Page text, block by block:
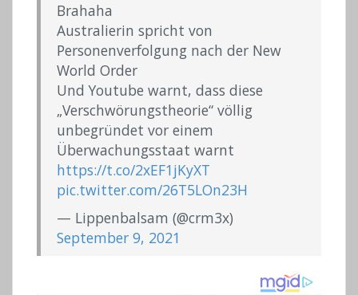
Brahaha
Australierin spricht von
Personenverfolgung nach der New
World Order
Und Youtube warnt, dass diese
„Verschwörungstheorie“ völlig
unbegründet vor einem
Überwachungsstaat warnt
https://t.co/2xEF1jKyXT
pic.twitter.com/26T5LOn23H
— Lippenbalsam (@crm3x)
September 9, 2021